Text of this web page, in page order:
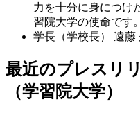
力を十分に身につけ
習院大学の使命です。
学長（学校長）
遠藤
最近のプレスリ
（学習院大学）